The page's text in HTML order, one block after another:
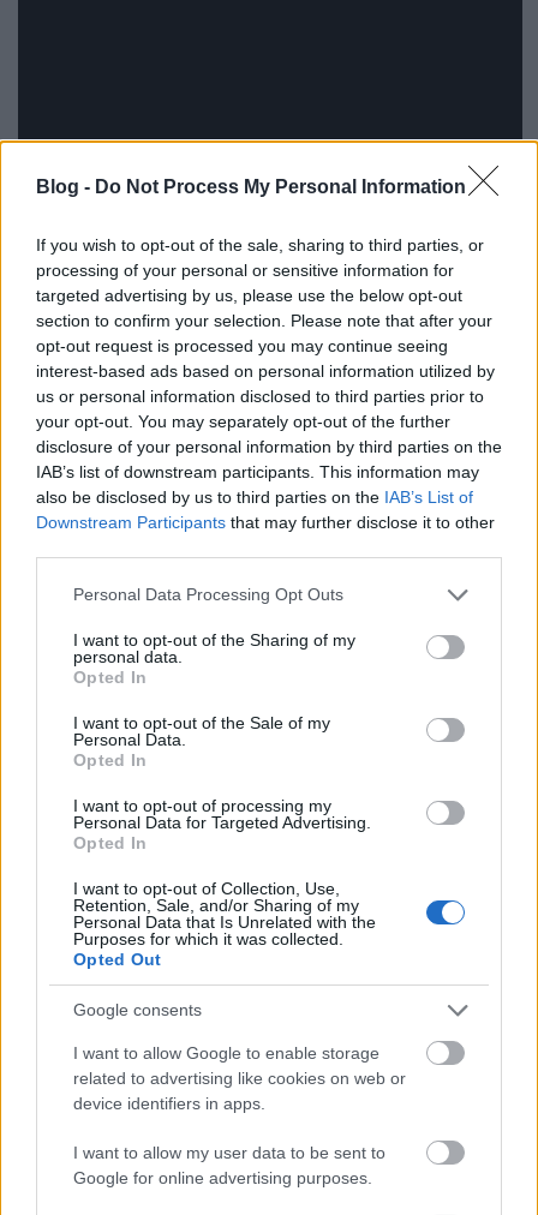
Blog - Do Not Process My Personal Information
If you wish to opt-out of the sale, sharing to third parties, or
processing of your personal or sensitive information for
targeted advertising by us, please use the below opt-out
section to confirm your selection. Please note that after your
opt-out request is processed you may continue seeing
interest-based ads based on personal information utilized by
us or personal information disclosed to third parties prior to
your opt-out. You may separately opt-out of the further
disclosure of your personal information by third parties on the
IAB’s list of downstream participants. This information may
also be disclosed by us to third parties on the IAB’s List of
Downstream Participants that may further disclose it to other
Please note that this website/app uses one or more Google
not limited to your visit or usage behaviour. You may click to
grant or deny consent to Google and its third-party tags to
use your data for below specified purposes in below Google
consent section.
Personal Data Processing Opt Outs
I want to opt-out of the Sharing of my
personal data.
Opted In
I want to opt-out of the Sale of my
Personal Data.
Opted In
I want to opt-out of processing my
Personal Data for Targeted Advertising.
Opted In
I want to opt-out of Collection, Use,
Retention, Sale, and/or Sharing of my
Personal Data that Is Unrelated with the
Purposes for which it was collected.
Opted Out
Google consents
I want to allow Google to enable storage
related to advertising like cookies on web or
device identifiers in apps.
I want to allow my user data to be sent to
Google for online advertising purposes.
Ezek a dolgok nemcsak látszólag nem (könnyen)
összeegyeztethetőek, hanem pont az a lényeg, hogy
egyszerre több irányba mozog a zene, és így mindig
kisiklik a kezünk közül. Ebben a
megfoghatatlanságban azonban ott érezhető a
személyesség is. Mint az ír kastély összefolyó falai:
szürreális és a kívülálló számára felfejthetetlen
referenciájú kép, de erős, és ez a fontos.
Előadó:Juhász Tamás
Younger Days
Kiadó:EXILES